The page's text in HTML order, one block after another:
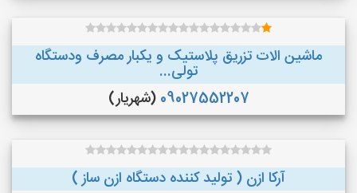
ماشین الات تزریق پلاستیک و یکبار مصرف ودستگاه
تولی...
09027552207 (شهریار)
آرکا ازن ( تولید کننده دستگاه ازن ساز )